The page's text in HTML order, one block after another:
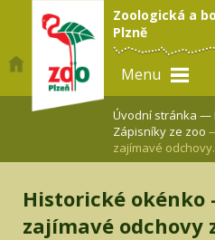
Zoologická a
Plzně
Menu
Úvodní stránka —
Zápisníky ze zoo
zajímavé
Historické okénko
zajímavé odchovy